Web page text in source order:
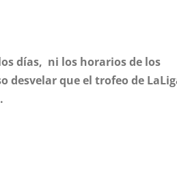
días, ni los horarios de los
que el trofeo de